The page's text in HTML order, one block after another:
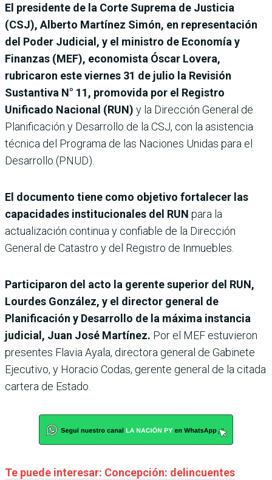
El presidente de la Corte Suprema de Justicia
(CSJ), Alberto Martínez Simón, en representación
del Poder Judicial, y el ministro de Economía y
Finanzas (MEF), economista Óscar Lovera,
rubricaron este viernes 31 de julio la Revisión
Sustantiva N° 11, promovida por el Registro
Unificado Nacional (RUN) y la Dirección General de
Planificación y Desarrollo de la CSJ, con la asistencia
técnica del Programa de las Naciones Unidas para el
Desarrollo (PNUD).
El documento tiene como objetivo fortalecer las
capacidades institucionales del RUN para la
actualización continua y confiable de la Dirección
General de Catastro y del Registro de Inmuebles.
Participaron del acto la gerente superior del RUN,
Lourdes González, y el director general de
Planificación y Desarrollo de la máxima instancia
judicial, Juan José Martínez. Por el MEF estuvieron
presentes Flavia Ayala, directora general de Gabinete
Ejecutivo, y Horacio Codas, gerente general de la citada
cartera de Estado.
Te puede interesar: Concepción: delincuentes